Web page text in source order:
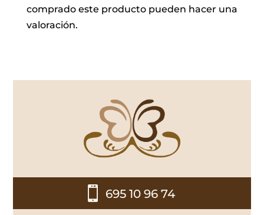
comprado este producto pueden hacer una
valoración.
 695 10 96 74